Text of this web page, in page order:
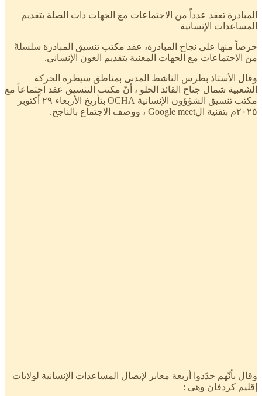
المبادرة تعقد عدداً من الاجتماعات مع الجهات ذات الصلة بتقديم
المساعدات الإنسانية
حرصاً منها على نجاح المبادرة، عقد مكتب تنسيق المبادرة سلسلةً
من الاجتماعات مع الجهات المعنية بتقديم العون الإنساني.
وقال الأستاذ بطرس الناشط المدنى بمناطق سيطرة الحركة
الشعبية شمال جناح القائد الحلو ، أنّ مكتب التنسيق عقد اجتماعاً مع
مكتب تنسيق الشؤؤون الإنسانية OCHA بتأريخ الأربعاء ٢٩ أكتوبر
٢٠٢٥م بتقنية الGoogle meet ، ووصف الاجتماع بالناجح.
وقال بأنّهم حدّدوا أربعة معابر لإيصال المساعدات الإنسانية لولايات
إقليم كردفان وهى :